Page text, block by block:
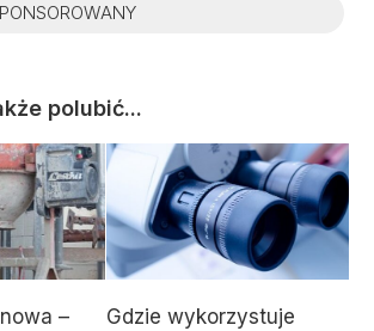
polubić...
–
Gdzie wykorzystuje